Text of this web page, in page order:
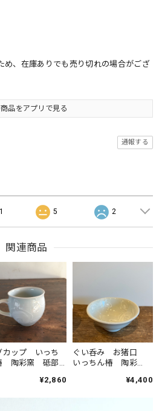
、在庫ありでも売り切れの場合がござ
品をアプリで見る
通報する
5 2
関連商品
カップ いっち
陶彩窯 砥部
¥2,860
ぐい呑み お猪口
いっちん椿 陶彩
¥4,400